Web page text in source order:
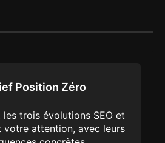
Position Zéro
les trois évolutions SEO et
votre attention, avec leurs